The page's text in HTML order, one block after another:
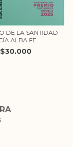
DE LA SANTIDAD -
ALBA FE...
$30.000